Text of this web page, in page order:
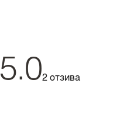
5.02 отзива